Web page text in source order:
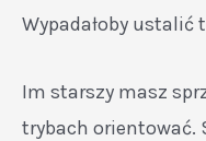
Wypadałoby ustalić
Im starszy masz
trybach orientować.